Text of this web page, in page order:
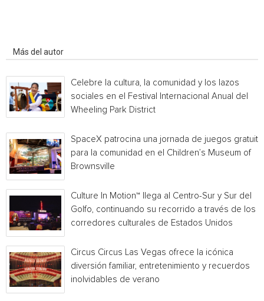
Más del autor
Celebre la cultura, la comunidad y los lazos
sociales en el Festival Internacional Anual del
Wheeling Park District
SpaceX patrocina una jornada de juegos gratuita
para la comunidad en el Children’s Museum of
Brownsville
Culture In Motion™ llega al Centro-Sur y Sur del
Golfo, continuando su recorrido a través de los
corredores culturales de Estados Unidos
Circus Circus Las Vegas ofrece la icónica
diversión familiar, entretenimiento y recuerdos
inolvidables de verano